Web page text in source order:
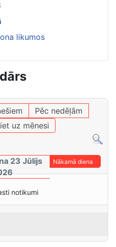
likumos
Pēc nedēļām
uz mēnesi
23 Jūlijs
Nākamā diena
notikumi